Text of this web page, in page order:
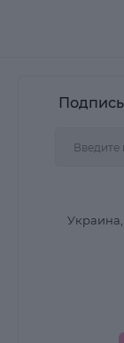
Украина,